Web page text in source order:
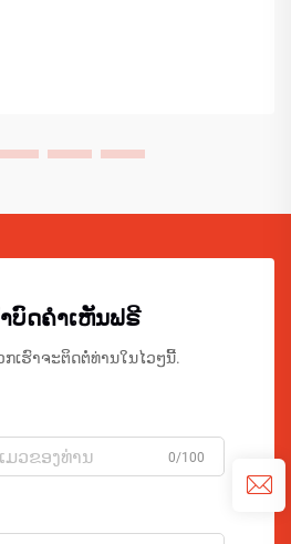
ບົດຄຳເຫັນຟຣີ
ເຮົາຈະຕິດຕໍ່ທ່ານໃນໄວໆນີ້.
0/100